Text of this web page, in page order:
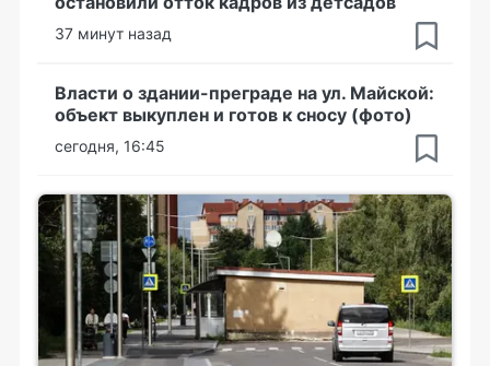
37 минут назад
Власти о здании-преграде на ул. Майской:
объект выкуплен и готов к сносу (фото)
сегодня, 16:45